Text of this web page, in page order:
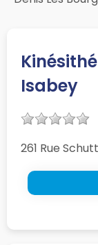
Isabey
261 Rue